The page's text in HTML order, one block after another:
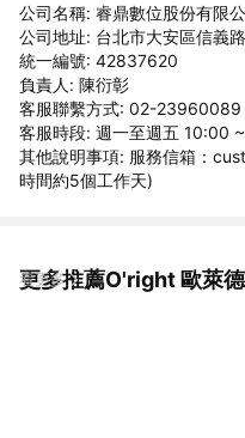
公司名稱: 睿鼎數位股份有限
公司地址: 台北市大安區信義
統一編號: 42837620
負責人: 陳衍彰
客服聯繫方式: 02-23960089
客服時段: 週一至週五 10:00
其他說明事項: 服務信箱：
時間約5個工作天)
更多推薦O'right 歐萊德
看更多